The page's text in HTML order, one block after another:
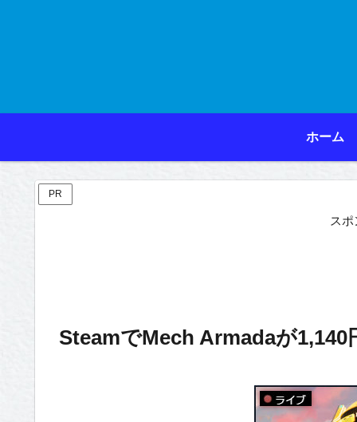
ホーム
PR
ス
SteamでMech Armadaが1,140